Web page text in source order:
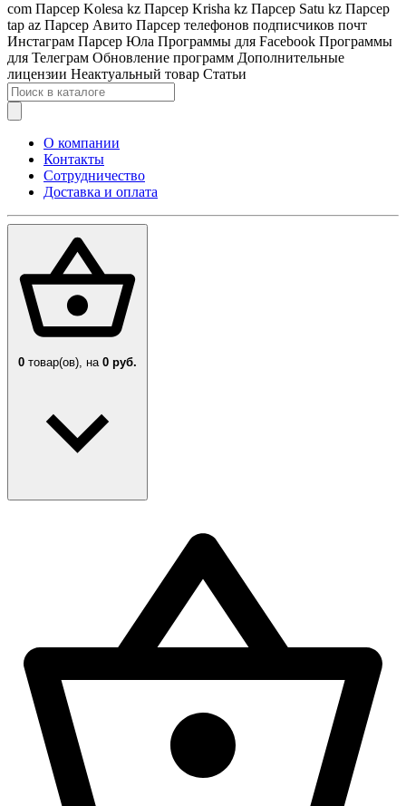
com Парсер Kolesa kz Парсер Krisha kz Парсер Satu kz Парсер
tap az Парсер Авито Парсер телефонов подписчиков почт
Инстаграм Парсер Юла Программы для Facebook Программы
для Телеграм Обновление программ Дополнительные
лицензии Неактуальный товар Статьи
О компании
Контакты
Сотрудничество
Доставка и оплата
0 товар(ов), на 0 руб.